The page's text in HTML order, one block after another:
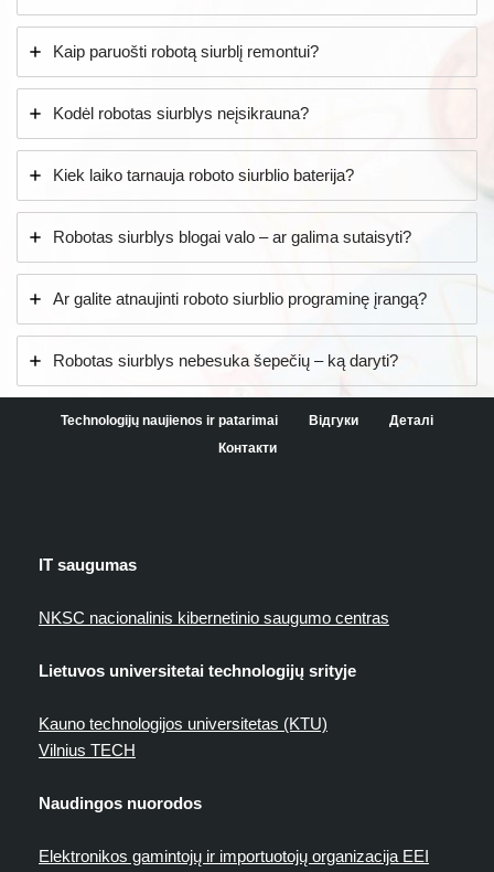
Kaip paruošti robotą siurblį remontui?
Kodėl robotas siurblys neįsikrauna?
Kiek laiko tarnauja roboto siurblio baterija?
Robotas siurblys blogai valo – ar galima sutaisyti?
Ar galite atnaujinti roboto siurblio programinę įrangą?
Robotas siurblys nebesuka šepečių – ką daryti?
Technologijų naujienos ir patarimai Відгуки
Деталі
Контакти
IT saugumas
NKSC nacionalinis kibernetinio saugumo centras
Lietuvos universitetai technologijų srityje
Kauno technologijos universitetas (KTU)
Vilnius TECH
Naudingos nuorodos
Elektronikos gamintojų ir importuotojų organizacija EEI